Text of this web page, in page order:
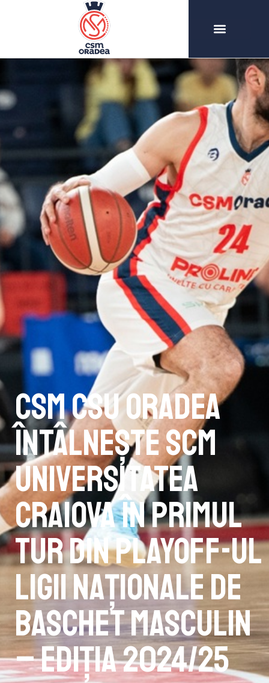
CSM CSU Oradea
întâlnește SCM
Universitatea
Craiova în primul
tur din playoff-ul
Ligii Naționale de
baschet masculin
– ediția 2024/25